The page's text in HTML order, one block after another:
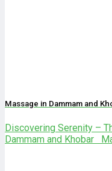
Massage in Dammam and
Discovering Serenity –
Dammam and Khobar